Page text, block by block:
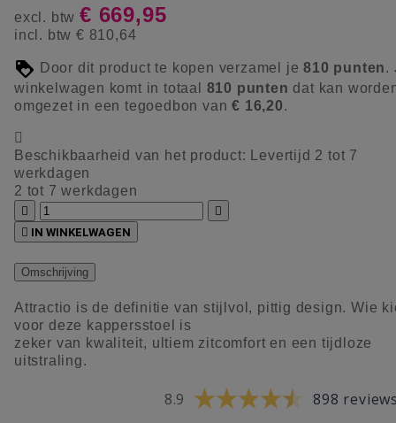
excl. btw € 669,95
incl. btw € 810,64
Door dit product te kopen verzamel je810 punten.
winkelwagen komt in totaal 810 punten dat kan
omgezet in een tegoedbon van€ 16,20.

Beschikbaarheid van het product:
Levertijd 2 tot 7
werkdagen
2 tot 7 werkdagen


 IN WINKELWAGEN
Omschrijving
Attractio is de definitie van stijlvol, pittig design. Wie
voor deze kappersstoel is
zeker van kwaliteit, ultiem zitcomfort en een tijdloze
uitstraling.
8.9 898